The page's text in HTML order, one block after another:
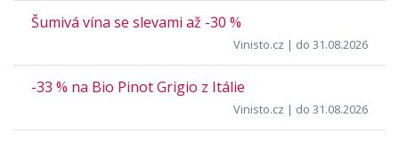
Šumivá vína se slevami až -30 %
Vinisto.cz | do 31.08.2026
-33 % na Bio Pinot Grigio z Itálie
Vinisto.cz | do 31.08.2026